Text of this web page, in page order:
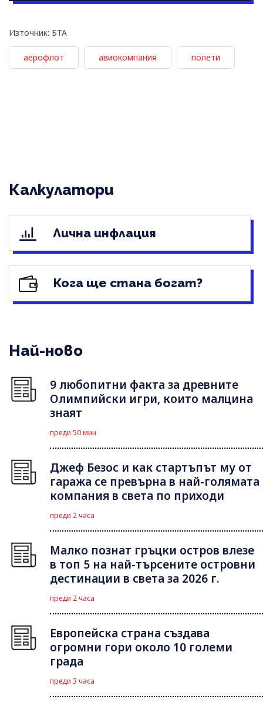
Източник: БТА
аерофлот авиокомпания полети
Калкулатори
Лична инфлация
Кога ще стана богат?
Най-ново
9 любопитни факта за древните
Олимпийски игри, които малцина
знаят
преди 50 мин
Джеф Безос и как стартъпът му от
гаража се превърна в най-голямата
компания в света по приходи
преди 2 часа
Малко познат гръцки остров влезе
в топ 5 на най-търсените островни
дестинации в света за 2026 г.
преди 2 часа
Европейска страна създава
огромни гори около 10 големи
града
преди 3 часа